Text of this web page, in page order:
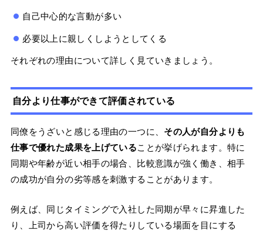
自己中心的な言動が多い
必要以上に親しくしようとしてくる
それぞれの理由について詳しく見ていきましょう。
自分より仕事ができて評価されている
同僚をうざいと感じる理由の一つに、 その人が自分よりも
仕事で優れた成果を上げていることが挙げられます。特に
同期や年齢が近い相手の場合、比較意識が強く働き、相手
の成功が自分の劣等感を刺激することがあります。
例えば、同じタイミングで入社した同期が早々に昇進した
り、上司から高い評価を得たりしている場面を目にする